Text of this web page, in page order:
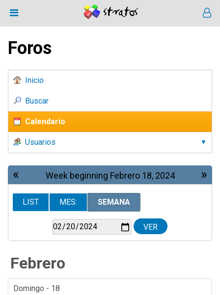
Foros
Inicio
Buscar
Calendario
Usuarios
« »
Week beginning Febrero 18, 2024
LIST MES: SEMANA
Febrero
Domingo - 18